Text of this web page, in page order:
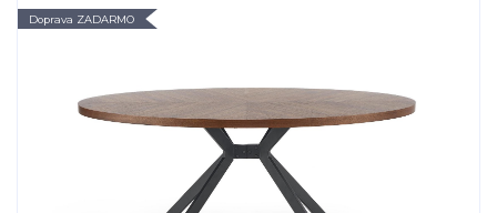
Doprava ZADARMO